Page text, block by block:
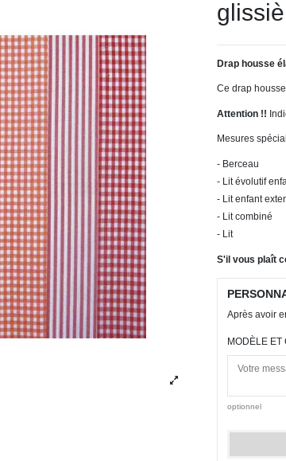
Drap housse
Ce drap
Attention !!
Mesures
- Berceau
- Lit évolutif
- Lit enfant
- Lit combiné
- Lit
S'il vous plaît
Après avoir
MODÈLE ET
optionnel